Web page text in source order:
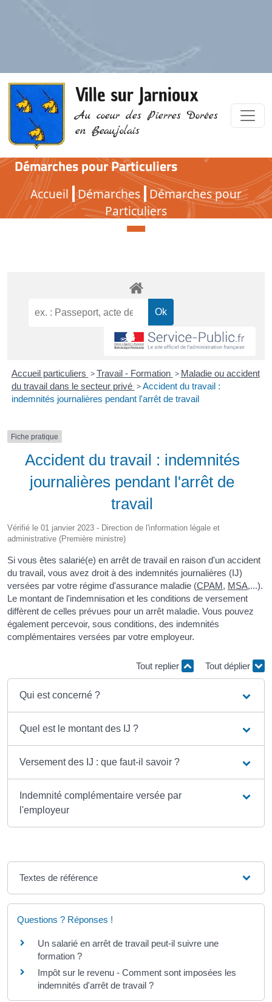
Ville sur Jarnioux
Au coeur des Pierres Dorées
en Beaujolais
Démarches pour Particuliers
Accueil Démarches Démarches pour
Particuliers
Démarches pour Particuliers
Accueil particuliers > Travail - Formation > Maladie ou accident
du travail dans le secteur privé > Accident du travail :
indemnités journalières pendant l'arrêt de travail
Fiche pratique
Accident du travail : indemnités
journalières pendant l'arrêt de
travail
Vérifié le 01 janvier 2023 - Direction de l'information légale et
administrative (Première ministre)
Si vous êtes salarié(e) en arrêt de travail en raison d'un accident
du travail, vous avez droit à des indemnités journalières (IJ)
versées par votre régime d'assurance maladie (CPAM, MSA,...).
Le montant de l'indemnisation et les conditions de versement
diffèrent de celles prévues pour un arrêt maladie. Vous pouvez
également percevoir, sous conditions, des indemnités
complémentaires versées par votre employeur.
Tout replier Tout déplier
Qui est concerné ?
Quel est le montant des IJ ?
Versement des IJ : que faut-il savoir ?
Indemnité complémentaire versée par
l'employeur
Textes de référence
Questions ? Réponses !
Un salarié en arrêt de travail peut-il suivre une
formation ?
Impôt sur le revenu - Comment sont imposées les
indemnités d'arrêt de travail ?